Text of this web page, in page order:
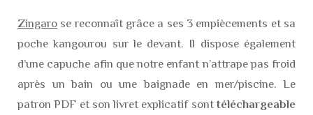
Zingaro se reconnaît grâce a ses 3 empiècements et sa
poche kangourou sur le devant. Il dispose également
d’une capuche afin que notre enfant n’attrape pas froid
après un bain ou une baignade en mer/piscine. Le
patron PDF et son livret explicatif sont téléchargeable